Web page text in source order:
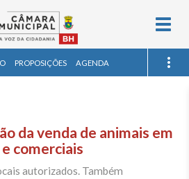
PROPOSIÇÕES AGENDA
da venda de animais em
comerciais
autorizados. Também